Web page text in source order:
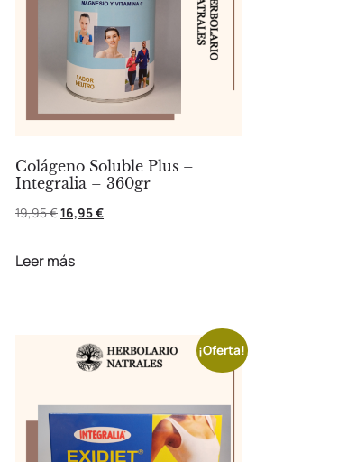
Colágeno Soluble Plus –
Integralia – 360gr
19,95€16,95€
Leer más
¡Oferta!